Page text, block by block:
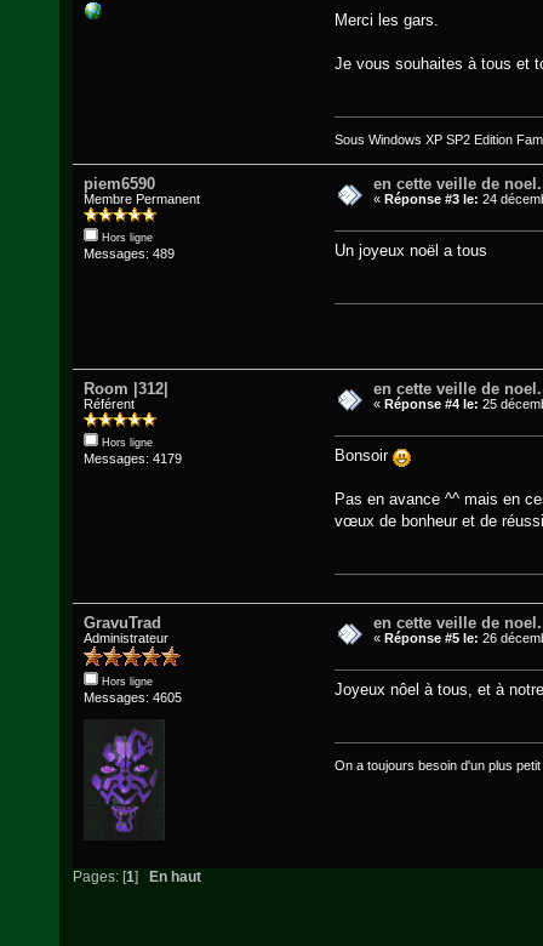
Merci les gars.
Je vous souhaites à tous et
Sous Windows XP SP2 Edition
piem6590
Membre Permanent
Hors ligne
Messages: 489
en cette veille de
«Réponse #3 le: 24
Un joyeux noël a tous
Room |312|
Référent
Hors ligne
Messages: 4179
en cette veille de
«Réponse #4 le: 25
Bonsoir
Pas en avance ^^ mais en
vœux de bonheur et de
GravuTrad
Administrateur
Hors ligne
Messages: 4605
en cette veille de
« Réponse #5 le: 26
Joyeux nôel à tous, et à
On a toujours besoin d'un plus
Pages: [1] En haut